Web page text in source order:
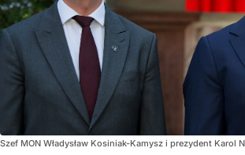
Szef MON Władysław Kosiniak-Kamysz i prezydent Karol